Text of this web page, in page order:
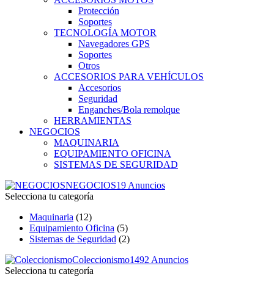
Protección
Soportes
TECNOLOGÍA MOTOR
Navegadores GPS
Soportes
Otros
ACCESORIOS PARA VEHÍCULOS
Accesorios
Seguridad
Enganches/Bola remolque
HERRAMIENTAS
NEGOCIOS
MAQUINARIA
EQUIPAMIENTO OFICINA
SISTEMAS DE SEGURIDAD
NEGOCIOS19 Anuncios
Selecciona tu categoría
Maquinaria (12)
Equipamiento Oficina (5)
Sistemas de Seguridad (2)
Coleccionismo1492 Anuncios
Selecciona tu categoría